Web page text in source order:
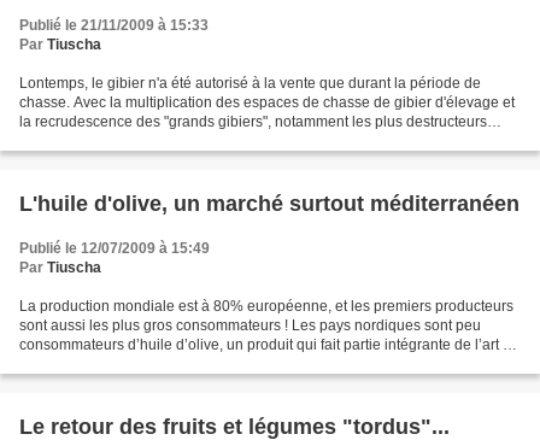
Publié le 21/11/2009 à 15:33
Par Tiuscha
Lontemps, le gibier n'a été autorisé à la vente que durant la période de
chasse. Avec la multiplication des espaces de chasse de gibier d'élevage et
la recrudescence des "grands gibiers", notamment les plus destructeurs
L'huile d'olive, un marché surtout méditerranéen
Publié le 12/07/2009 à 15:49
Par Tiuscha
La production mondiale est à 80% européenne, et les premiers producteurs
sont aussi les plus gros consommateurs ! Les pays nordiques sont peu
consommateurs d’huile d’olive, un produit qui fait partie intégrante de l’art de
Le retour des fruits et légumes "tordus"...